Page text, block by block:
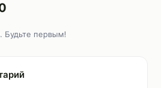
Будьте первым!